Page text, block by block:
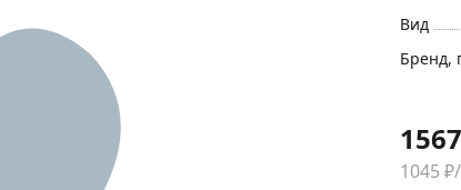
Вид
Бренд,
1567
1045